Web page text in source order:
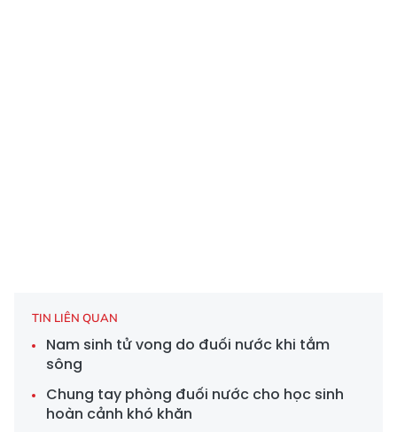
TIN LIÊN QUAN
Nam sinh tử vong do đuối nước khi tắm
sông
Chung tay phòng đuối nước cho học sinh
hoàn cảnh khó khăn